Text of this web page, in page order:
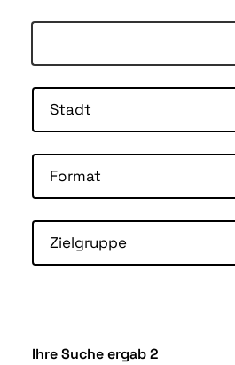
Stadt
Format
Zielgruppe
Ihre Suche ergab 2